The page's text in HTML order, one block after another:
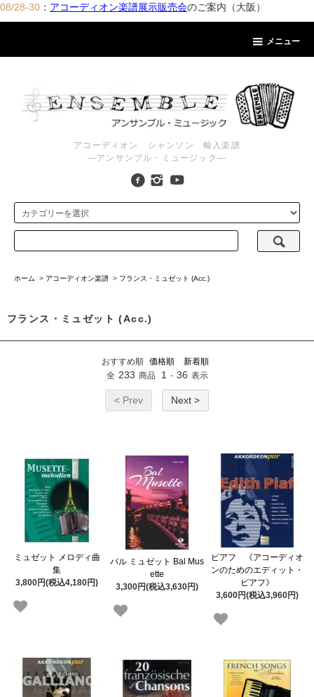
08/28-30 ： アコーディオン楽譜展示販売会のご案内（大阪）
メニュー
アコーディオン シャンソン 輸入楽譜
―アンサンブル・ミュージック―
ホーム > アコーディオン楽譜 > フランス・ミュゼット (Acc.)
フランス・ミュゼット (Acc.)
おすすめ順 価格順
新着順
全 233 商品 1 - 36 表示
< Prev Next >
ミュゼット メロディ曲
集
3,800円(税込4,180円)
バル ミュゼット Bal Mus
ette
3,300円(税込3,630円)
ピアフ 《アコーディオ
ンのためのエディット・
ピアフ》
3,600円(税込3,960円)